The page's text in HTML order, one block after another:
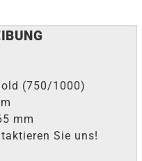
(750/1000)
mm
Sie uns!